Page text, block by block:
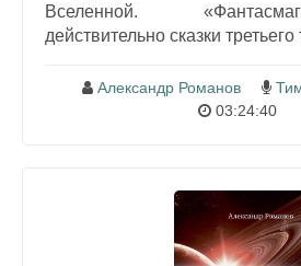
Вселенной.
действительно сказки
Александр Романов
03:24:40